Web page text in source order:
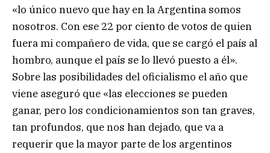
«lo único nuevo que hay en la Argentina somos
nosotros. Con ese 22 por ciento de votos de quien
fuera mi compañero de vida, que se cargó el país al
hombro, aunque el país se lo llevó puesto a él».
Sobre las posibilidades del oficialismo el año que
viene aseguró que «las elecciones se pueden
ganar, pero los condicionamientos son tan graves,
tan profundos, que nos han dejado, que va a
requerir que la mayor parte de los argentinos